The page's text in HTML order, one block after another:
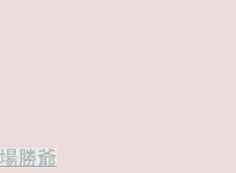
勝爺